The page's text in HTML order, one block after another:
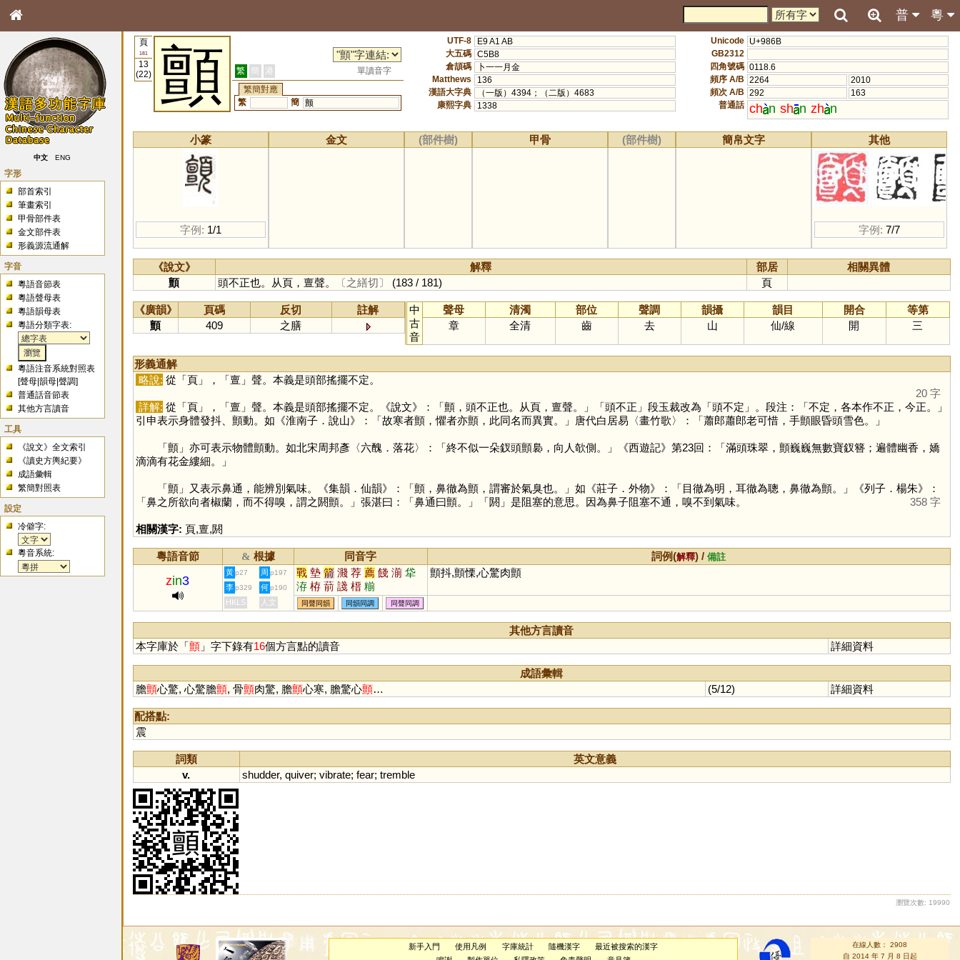
粵
普
中文 ENG
字形
部首索引
筆畫索引
甲骨部件表
金文部件表
形義源流通解
字音
粵語音節表
粵語聲母表
粵語韻母表
粵語分類字表:
粵語注音系統對照表
[聲母 |韻母 |聲調]
普通話音節表
其他方言讀音
工具
《說文》全文索引
《讀史方輿紀要》
成語彙輯
繁簡對照表
設定
冷僻字:
粵音系統:
頁
181
13
(22)
顫 繁 簡 港
單讀音字
繁簡對應
繁
簡 颤
UTF-8
E9 A1 AB
大五碼 C5B8
倉頡碼
卜一一月金
Matthews
136
漢語大字典
（一版）4394；（二版）4683
康熙字典
1338
Unicode U+986B
GB2312
四角號碼 0118.6
頻序 A/B 2264
2010
頻次 A/B 292
163
普通話 ch n sh n zh n
小篆
字例: 1/1
金文 (部件樹) 甲骨 (部件樹) 簡帛文字 其他
字例: 7/7
《說文》 解釋 部居
相關異體
顫
頭不正也。从頁，亶聲。 〔之繕切〕 (183 / 181) 頁
《廣韻》 頁碼 反切
註解
顫
409 之膳
中
古
音
聲母 清濁 部位 聲調 韻攝 韻目 開合
等第
章
全清 齒 去 山 仙/線 開 三
形義通解
略說: 從「頁」，「亶」聲。本義是頭部搖擺不定。
20 字
詳解: 從「頁」，「亶」聲。本義是頭部搖擺不定。《說文》：「顫，頭不正也。从頁，亶聲。」「頭不正」段玉裁改為「頭不定」。段注：「不定，各本作不正，今正。」
引申表示身體發抖、顫動。如《淮南子．說山》：「故寒者顫，懼者亦顫，此同名而異實。」唐代白居易〈畫竹歌〉：「蕭郎蕭郎老可惜，手顫眼昏頭雪色。」
「顫」亦可表示物體顫動。如北宋周邦彥〈六醜．落花〉：「終不似一朵釵頭顫裊，向人欹側。」《西遊記》第23回：「滿頭珠翠，顫巍巍無數寶釵簪；遍體幽香，嬌
滴滴有花金縷細。」
「顫」又表示鼻通，能辨別氣味。《集韻．仙韻》：「顫，鼻徹為顫，謂審於氣臭也。」如《莊子．外物》：「目徹為明，耳徹為聰，鼻徹為顫。」《列子．楊朱》：
「鼻之所欲向者椒蘭，而不得嗅，謂之閼顫。」張湛曰：「鼻通曰顫。」「閼 」是阻塞的意思。因為鼻子阻塞不通，嗅不到氣味。 358 字
相關漢字: 頁,亶,閼
粵語音節 & 根據 同音字 詞例(解釋) /備註
zin3
黃 p27 周 p197 戰 墊 箭 濺 荐 薦 餞 湔 牮
洊 栫 葥 諓 榗 糋
顫抖,顫慄,心驚肉顫
李 p329 何 p190
HKLS 人文 同聲同韻 同韻同調 同聲同調
其他方言讀音
本字庫於「顫」字下錄有16個方言點的讀音 詳細資料
成語彙輯
膽顫心驚, 心驚膽顫, 骨顫肉驚, 膽顫心寒, 膽驚心顫… (5/12) 詳細資料
配搭點:
震
詞類
英文意義
v.
shudder, quiver; vibrate; fear; tremble
瀏覽次數: 19990
新手入門 使用凡例 字庫統計 隨機漢字
最近被搜索的漢字
在線人數： 2908
自 2014 年 7 月 8 日起